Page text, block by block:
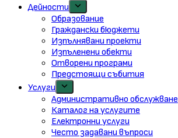
Дейности
Образование
Граждански бюджети
Изпълнявани проекти
Изпъленени обекти
Отворени програми
Предстоящи събития
Услуги
Административно обслужване
Каталог на услугите
Електронни услуги
Често задавани въпроси